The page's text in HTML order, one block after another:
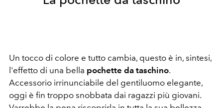
Un tocco di colore e tutto cambia, questo è in, sintesi,
l'effetto di una bella pochette da taschino.
Accessorio irrinunciabile del gentiluomo elegante,
oggi è fin troppo snobbata dai ragazzi più giovani.